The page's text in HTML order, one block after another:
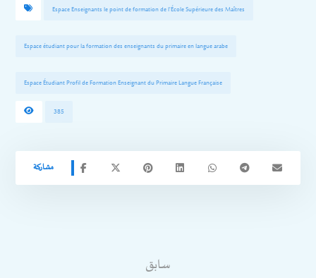
Espace Enseignants le point de formation de l'École Supérieure des Maîtres
Espace étudiant pour la formation des enseignants du primaire en langue arabe
Espace Étudiant Profil de Formation Enseignant du Primaire Langue Française
385
سابق